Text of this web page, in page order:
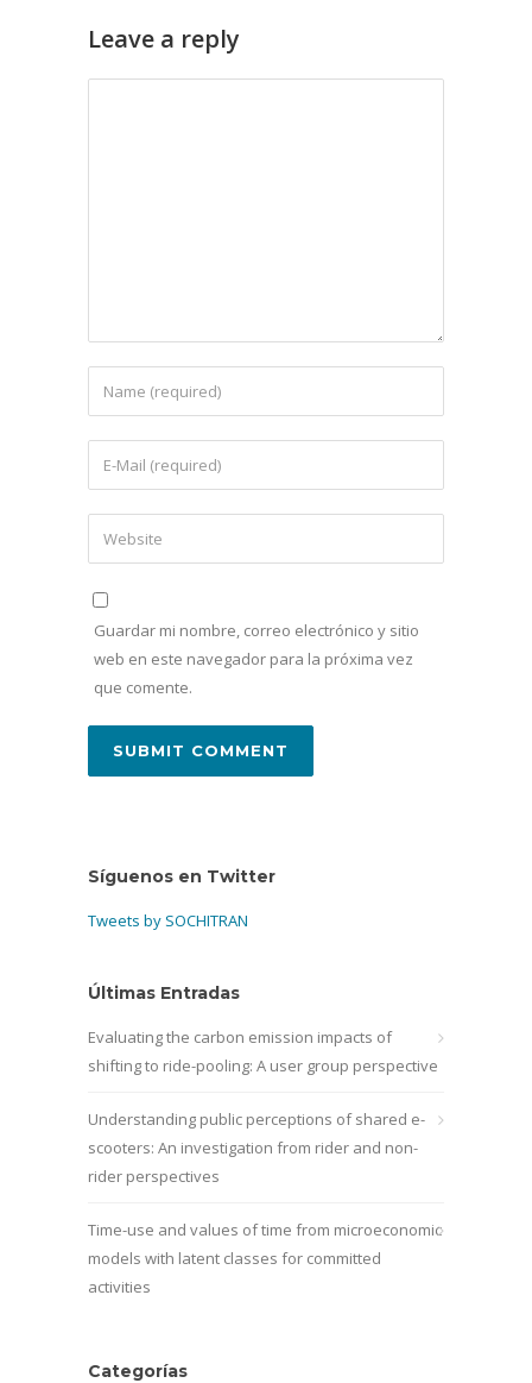
Leave a reply
Guardar mi nombre, correo electrónico y sitio
web en este navegador para la próxima vez
que comente.
Síguenos en Twitter
Tweets by SOCHITRAN
Últimas Entradas
Evaluating the carbon emission impacts of
shifting to ride-pooling: A user group perspective
Understanding public perceptions of shared e-
scooters: An investigation from rider and non-
rider perspectives
Time-use and values of time from microeconomic
models with latent classes for committed
activities
Categorías